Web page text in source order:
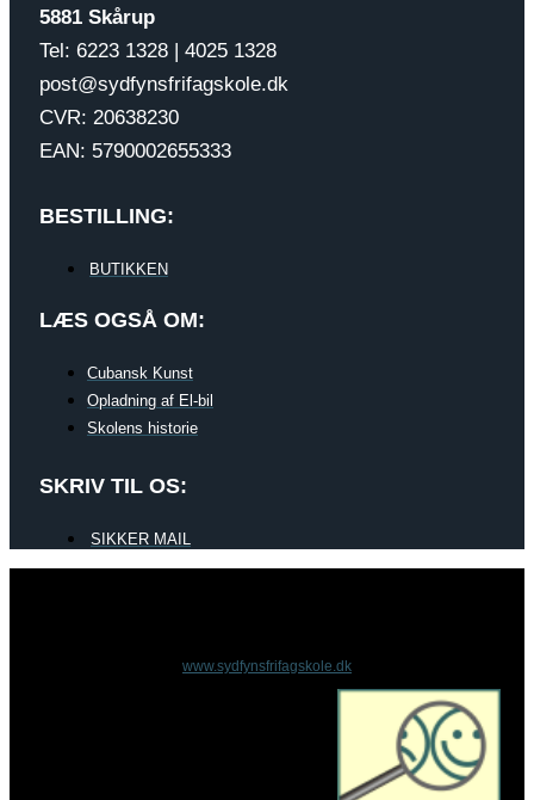
5881 Skårup
Tel: 6223 1328 | 4025 1328
post@sydfynsfrifagskole.dk
CVR: 20638230
EAN: 5790002655333
BESTILLING:
BUTIKKEN
LÆS OGSÅ OM:
Cubansk Kunst
Opladning af El-bil
Skolens historie
SKRIV TIL OS:
SIKKER MAIL
www.sydfynsfrifagskole.dk